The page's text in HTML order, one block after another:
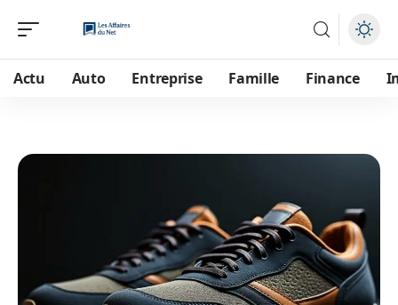
Actu Auto Entreprise Famille Finance